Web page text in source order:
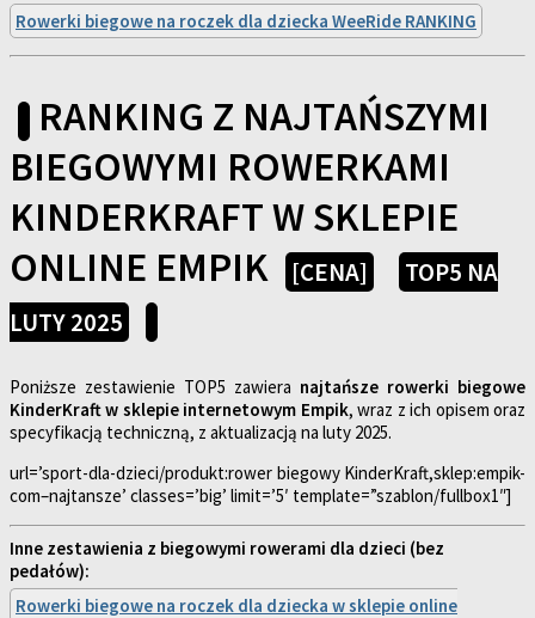
Rowerki biegowe na roczek dla dziecka WeeRide RANKING
RANKING Z NAJTAŃSZYMI
BIEGOWYMI ROWERKAMI
KINDERKRAFT W SKLEPIE
ONLINE EMPIK
[CENA]
TOP5 NA
LUTY 2025
Poniższe zestawienie TOP5 zawiera najtańsze rowerki biegowe
KinderKraft w sklepie internetowym Empik, wraz z ich opisem oraz
specyfikacją techniczną, z aktualizacją na luty 2025.
url=’sport-dla-dzieci/produkt:rower biegowy KinderKraft,sklep:empik-
com–najtansze’ classes=’big’ limit=’5′ template=”szablon/fullbox1″]
Inne zestawienia z biegowymi rowerami dla dzieci (bez
pedałów):
Rowerki biegowe na roczek dla dziecka w sklepie online